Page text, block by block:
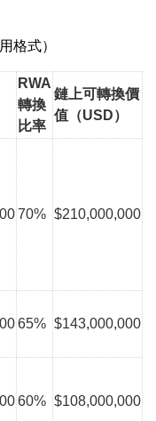
格式）
RWA
轉換
比率
鏈上可轉換價
值（USD）
70% $210,000,000
65% $143,000,000
60% $108,000,000